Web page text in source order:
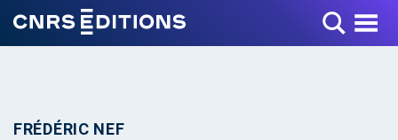
Toggle Menu
FRÉDÉRIC NEF